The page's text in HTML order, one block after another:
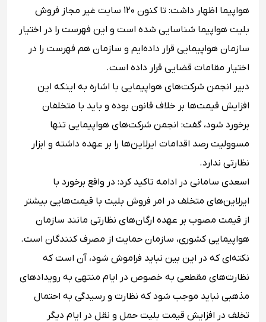
هواپیما اظهار داشت: تا کنون ۱۲۰ سایت غیر مجاز فروش
بلیت هواپیما شناسایی شده است و این فهرست را در اختیار
سازمان هواپیمایی قرار داده‌ایم و سازمان هم فهرست را در
اختیار مقامات قضایی قرار داده است.
دبیر انجمن شرکت‌های هواپیمایی با اشاره به اینکه این
افزایش قیمت‌ها بر خلاف قانون بوده و باید با متخلفان
برخورد شود، گفت: انجمن شرکت‌های هواپیمایی تنها
مسوولیت رصد اقدامات ایرلاین‌ها را بر عهده داشته و ابزار
نظارتی ندارد.
اسعدی سامانی در ادامه تاکید کرد: در واقع برخورد با
ایرلاین‌های متخلف در امر فروش بلیت با قیمت‌هایی بیشتر
از قیمت مصوب بر عهده ارگان‌های نظارتی مانند سازمان
هواپیمایی کشوری، سازمان حمایت از مصرف کنندگان است.
نکته‌ای که در این بین نباید فراموش شود، آن است که
نظارت‌های مقطعی به خصوص در ایام منتهی به رویداد‌های
مذهبی نباید موجب شود که نظارت و رسیدگی به احتمال
تخلف در افزایش قیمت بلیت حمل و نقل در ایام دیگر